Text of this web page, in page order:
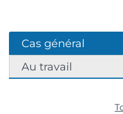
Cas général
Au travail